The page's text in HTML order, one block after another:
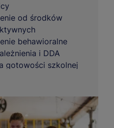
od środków
behawioralne
i DDA
gotowości szkolnej
trudności w czytaniu,
specyficznymi
w uczeniu się w